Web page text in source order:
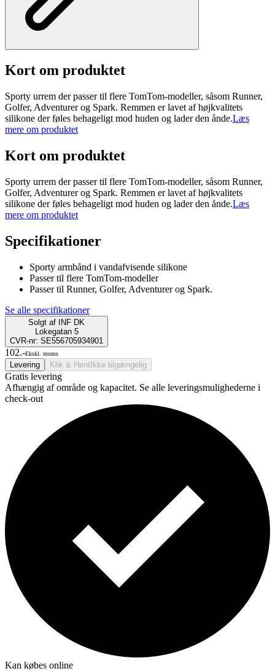
Kort om produktet
Sporty urrem der passer til flere TomTom-modeller, såsom Runner,
Golfer, Adventurer og Spark. Remmen er lavet af højkvalitets
silikone der føles behageligt mod huden og lader den ånde.Læs
mere om produktet
Kort om produktet
Sporty urrem der passer til flere TomTom-modeller, såsom Runner,
Golfer, Adventurer og Spark. Remmen er lavet af højkvalitets
silikone der føles behageligt mod huden og lader den ånde.Læs
mere om produktet
Specifikationer
Sporty armbånd i vandafvisende silikone
Passer til flere TomTom-modeller
Passer til Runner, Golfer, Adventurer og Spark.
Se alle specifikationer
Solgt af
INF DK
Lokegatan 5
CVR-nr: SE556705934901
102.-Ekskl. moms
Levering Klik & Hent Ikke tilgængelig
Gratis levering
Afhængig af område og kapacitet. Se alle leveringsmulighederne i
check-out
Kan købes online